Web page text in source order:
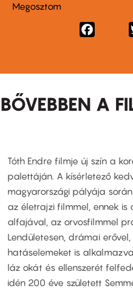
Megosztom
BŐVEBBEN A
Tóth Endre filmje új szín a
palettáján. A kísérletező
magyarországi pályája
az életrajzi filmmel, ennek
alfajával, az orvosfilmmel
Lendületesen, drámai
hatáselemeket is
láz okát és ellenszerét
idén 200 éve született